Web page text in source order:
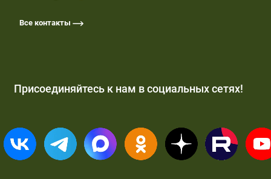
Все контакты
Присоединяйтесь к нам в социальных сетях!